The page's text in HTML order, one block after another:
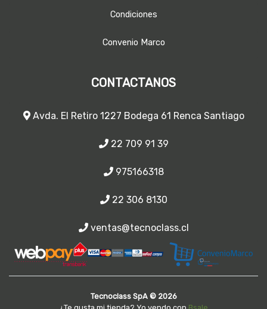
Condiciones
Convenio Marco
CONTACTANOS
Avda. El Retiro 1227 Bodega 61 Renca Santiago
22 709 91 39
975166318
22 306 8130
ventas@tecnoclass.cl
Tecnoclass SpA © 2026